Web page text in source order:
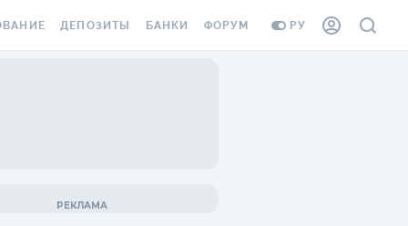
РУ
ДЕПОЗИТЫ БАНКИ ФОРУМ